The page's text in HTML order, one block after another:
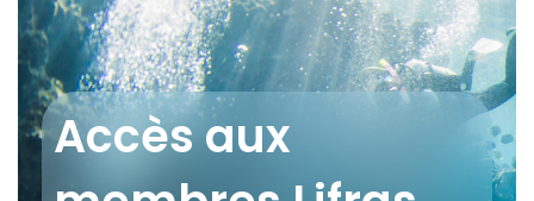
Accès aux